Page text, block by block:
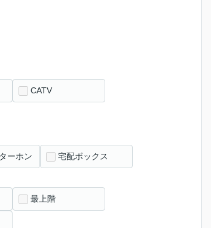
CATV
ーホン 宅配ボックス
最上階